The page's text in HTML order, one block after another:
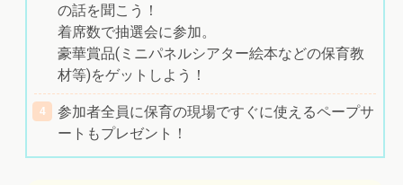
の話を聞こう！
着席数で抽選会に参加。
豪華賞品(ミニパネルシアター絵本などの保育教
材等)をゲットしよう！
参加者全員に保育の現場ですぐに使えるペープサ
ートもプレゼント！